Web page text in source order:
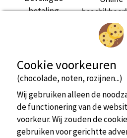
betaling
Cookie voorkeuren
(chocolade, noten, rozijnen...)
Wij gebruiken alleen de
de functionering van de
voorkeur. Wij zouden de
gebruiken voor gerichtte